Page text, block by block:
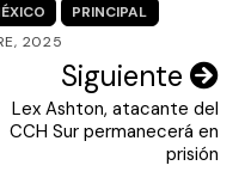
PRINCIPAL
2025
Siguiente
Lex Ashton, atacante del
CCH Sur permanecerá en
prisión